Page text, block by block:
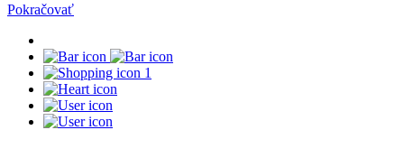
Pokračovať
1